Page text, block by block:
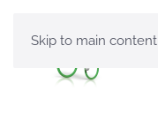
Skip to main content